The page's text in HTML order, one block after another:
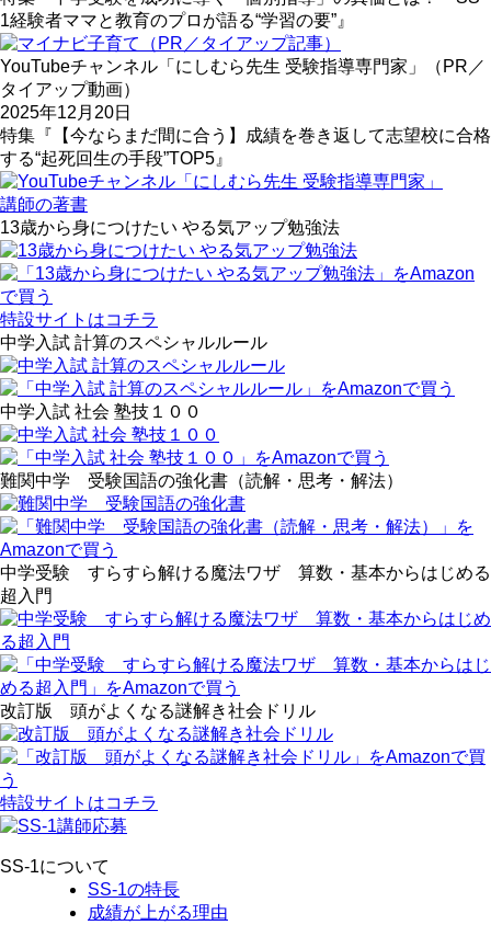
1経験者ママと教育のプロが語る“学習の要”』
YouTubeチャンネル「にしむら先生 受験指導専門家」（PR／
タイアップ動画）
2025年12月20日
特集『【今ならまだ間に合う】成績を巻き返して志望校に合格
する“起死回生の手段”TOP5』
講師の著書
13歳から身につけたい やる気アップ勉強法
特設サイトはコチラ
中学入試 計算のスペシャルルール
中学入試 社会 塾技１００
難関中学 受験国語の強化書（読解・思考・解法）
中学受験 すらすら解ける魔法ワザ 算数・基本からはじめる
超入門
改訂版 頭がよくなる謎解き社会ドリル
特設サイトはコチラ
SS-1について
SS-1の特長
成績が上がる理由